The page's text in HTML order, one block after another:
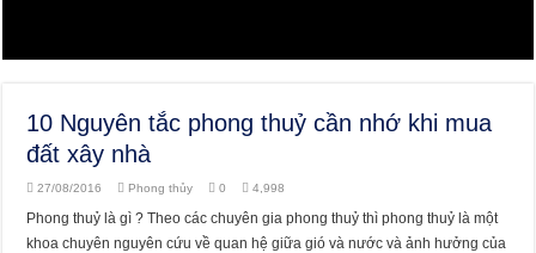
10 Nguyên tắc phong thuỷ cần nhớ khi mua
đất xây nhà
27/08/2016 Phong thủy 0 4,998
Phong thuỷ là gì ? Theo các chuyên gia phong thuỷ thì phong thuỷ là một
khoa chuyên nguyên cứu về quan hệ giữa gió và nước và ảnh hưởng của